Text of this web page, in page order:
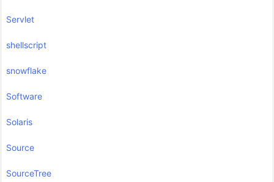
Servlet
shellscript
snowflake
Software
Solaris
Source
SourceTree